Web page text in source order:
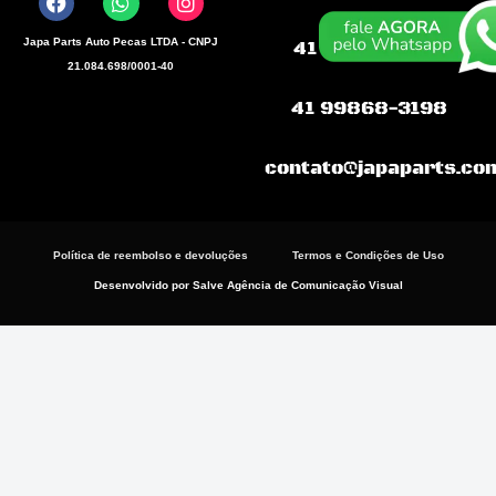
e
b
t
s
a
t
a
Japa Parts Auto Pecas LTDA - CNPJ
21.084.698/0001-40
41 99681.9445
41 99868-3198
Política de reembolso e devoluções Termos e Condições de Uso
Desenvolvido por Salve Agência de Comunicação Visual